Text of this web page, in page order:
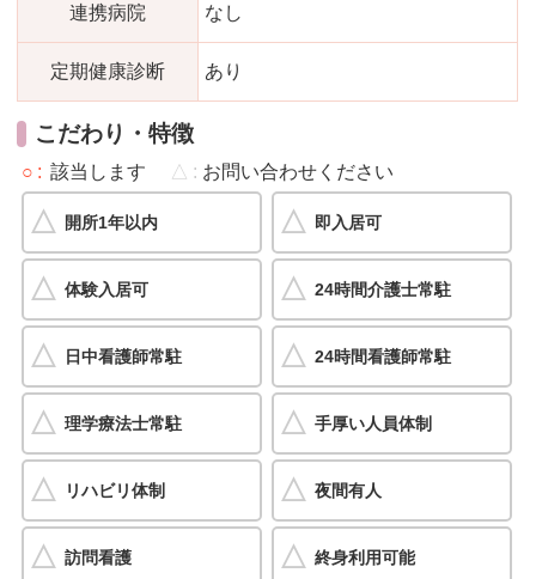
連携病院 なし
定期健康診断 あり
こだわり・特徴
○ 該当します △ お問い合わせください
開所1年以内 即入居可
体験入居可 24時間介護士常駐
日中看護師常駐 24時間看護師常駐
理学療法士常駐 手厚い人員体制
リハビリ体制 夜間有人
訪問看護 終身利用可能